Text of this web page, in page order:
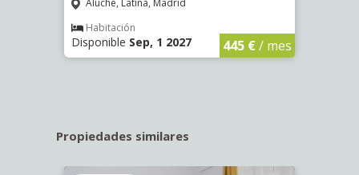
Aluche, Latina, Madrid
Habitación
Disponible Sep, 1 2027 445 €/ mes
Propiedades similares